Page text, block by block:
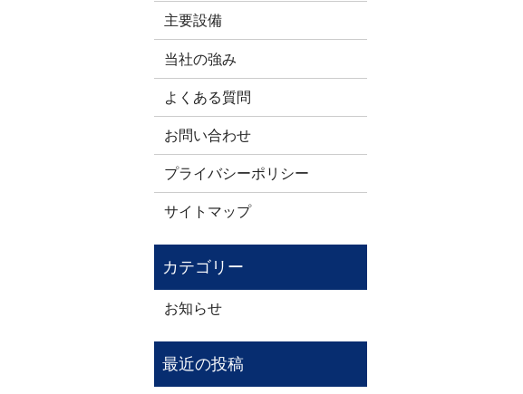
主要設備
当社の強み
よくある質問
お問い合わせ
プライバシーポリシー
サイトマップ
お知らせ